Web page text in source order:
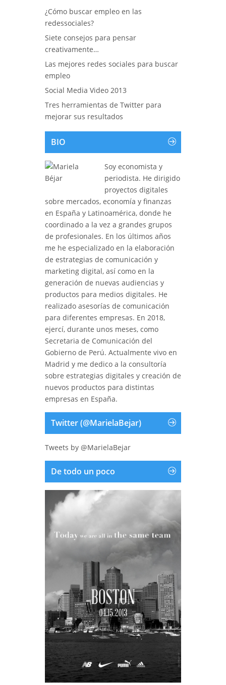
¿Cómo buscar empleo en las
redessociales?
Siete consejos para pensar
creativamente…
Las mejores redes sociales para buscar
empleo
Social Media Video 2013
Tres herramientas de Twitter para
mejorar sus resultados
BIO
Soy economista y
periodista. He dirigido
proyectos digitales
sobre mercados, economía y finanzas
en España y Latinoamérica, donde he
coordinado a la vez a grandes grupos
de profesionales. En los últimos años
me he especializado en la elaboración
de estrategias de comunicación y
marketing digital, así como en la
generación de nuevas audiencias y
productos para medios digitales. He
realizado asesorías de comunicación
para diferentes empresas. En 2018,
ejercí, durante unos meses, como
Secretaria de Comunicación del
Gobierno de Perú. Actualmente vivo en
Madrid y me dedico a la consultoría
sobre estrategias digitales y creación de
nuevos productos para distintas
empresas en España.
Twitter (@MarielaBejar)
Tweets by @MarielaBejar
De todo un poco